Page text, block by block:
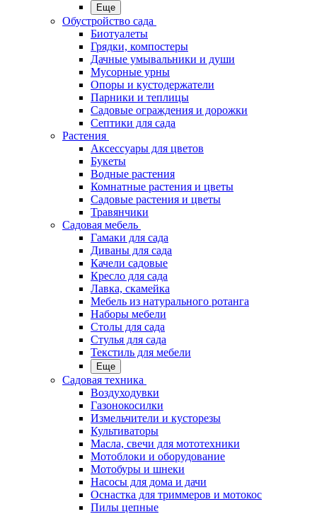
Еще
Обустройство сада
Биотуалеты
Грядки, компостеры
Дачные умывальники и души
Мусорные урны
Опоры и кустодержатели
Парники и теплицы
Садовые ограждения и дорожки
Септики для сада
Растения
Аксессуары для цветов
Букеты
Водные растения
Комнатные растения и цветы
Садовые растения и цветы
Травянчики
Садовая мебель
Гамаки для сада
Диваны для сада
Качели садовые
Кресло для сада
Лавка, скамейка
Мебель из натурального ротанга
Наборы мебели
Столы для сада
Стулья для сада
Текстиль для мебели
Еще
Садовая техника
Воздуходувки
Газонокосилки
Измельчители и кусторезы
Культиваторы
Масла, свечи для мототехники
Мотоблоки и оборудование
Мотобуры и шнеки
Насосы для дома и дачи
Оснастка для триммеров и мотокос
Пилы цепные